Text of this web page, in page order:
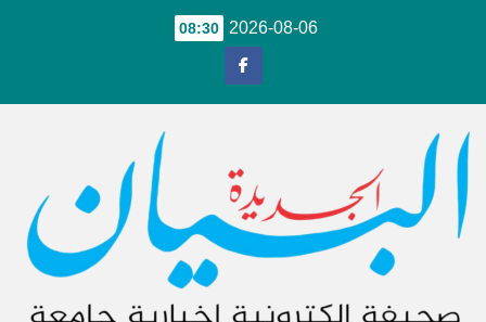
2026-08-06
08:30